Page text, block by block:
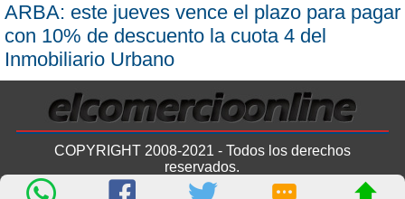
ARBA: este jueves vence el plazo para pagar
con 10% de descuento la cuota 4 del
Inmobiliario Urbano
COPYRIGHT 2008-2021 - Todos los derechos
reservados.